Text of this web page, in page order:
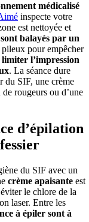
médicalisé
inspecte votre
est nettoyée et
sont balayés par un
pour empêcher
limiter l’impression
. La séance dure
du SIF, une crème
rougeurs ou d’une
d’épilation
du SIF avec un
crème apaisante est
le chlore de la
laser. Entre les
à épiler sont à